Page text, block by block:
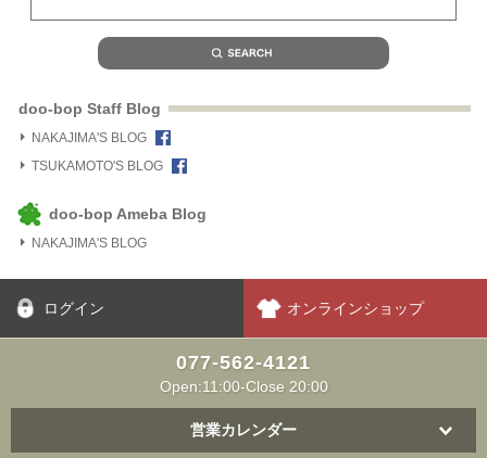
doo-bop Staff Blog
NAKAJIMA'S BLOG
TSUKAMOTO'S BLOG
doo-bop Ameba Blog
NAKAJIMA'S BLOG
ログイン オンラインショップ
077-562-4121
Open:11:00-Close 20:00
営業カレンダー